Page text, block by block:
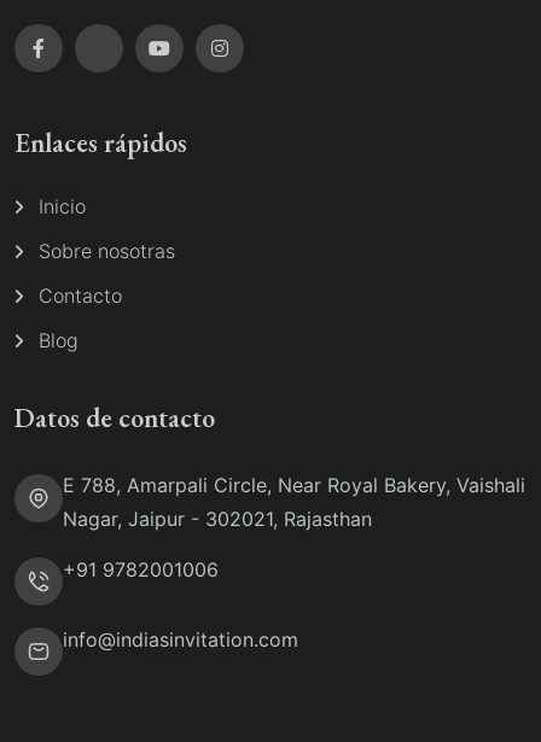
Enlaces rápidos
Inicio
Sobre nosotras
Contacto
Blog
Datos de contacto
E 788, Amarpali Circle, Near Royal Bakery, Vaishali
Nagar, Jaipur - 302021, Rajasthan
+91 9782001006
info@indiasinvitation.com